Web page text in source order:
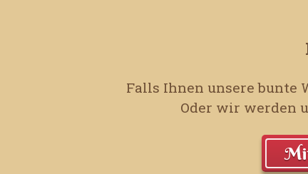
Falls Ihnen unsere bunte
Oder wir werden